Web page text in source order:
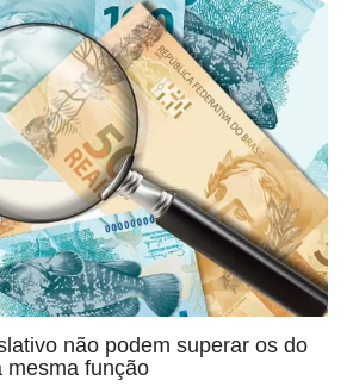
não podem superar os do
mesma função